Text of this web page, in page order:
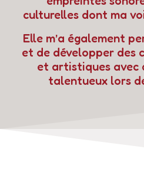
culturelles dont ma
Elle m’a également
et de développer des
et artistiques avec
talentueux lors